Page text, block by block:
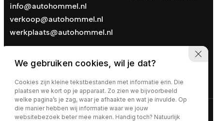
info@autohommel.nl
verkoop@autohommel.nl
werkplaats@autohommel.nl
Privacy policy | Algemene voorwaarden
We gebruiken cookies, wil je dat?
Cookies zijn kleine tekstbestanden met informatie erin. Die
plaatsen we kort op je apparaat. Zo zien we bijvoorbeeld
welke pagina’s je zag, waar je afhaakte en wat je invulde. Op
die manier hebben wij informatie waar we jouw
websitebezoek beter mee maken. Handig toch? Natuurlijk